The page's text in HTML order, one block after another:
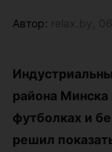
Автор:
района Минска
футболках и
решил